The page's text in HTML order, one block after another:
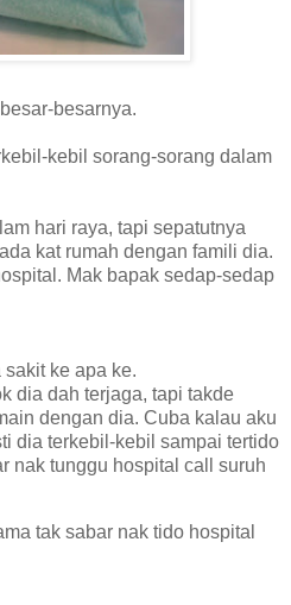
besarnya.
kebil sorang-sorang dalam
hari raya, tapi sepatutnya
kat rumah dengan famili dia.
Mak bapak sedap-sedap
ke apa ke.
dia dah terjaga, tapi takde
dengan dia. Cuba kalau aku
dia terkebil-kebil sampai tertido
nak tunggu hospital call suruh
tak sabar nak tido hospital